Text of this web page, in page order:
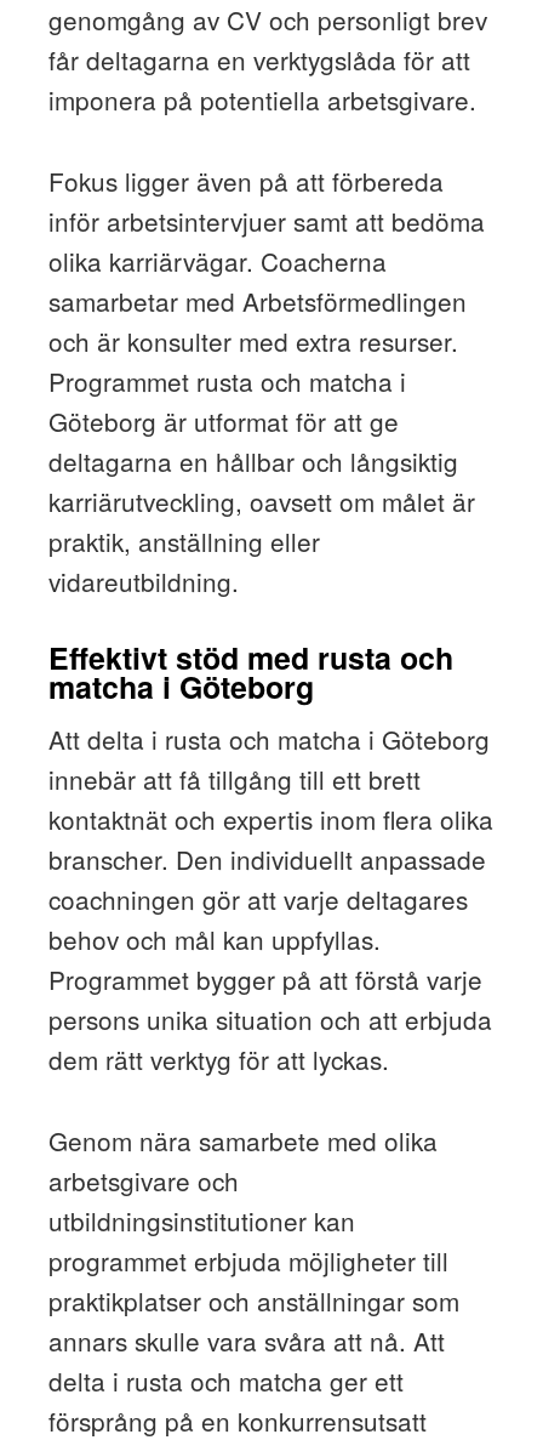
genomgång av CV och personligt brev
får deltagarna en verktygslåda för att
imponera på potentiella arbetsgivare.
Fokus ligger även på att förbereda
inför arbetsintervjuer samt att bedöma
olika karriärvägar. Coacherna
samarbetar med Arbetsförmedlingen
och är konsulter med extra resurser.
Programmet rusta och matcha i
Göteborg är utformat för att ge
deltagarna en hållbar och långsiktig
karriärutveckling, oavsett om målet är
praktik, anställning eller
vidareutbildning.
Effektivt stöd med rusta och
matcha i Göteborg
Att delta i rusta och matcha i Göteborg
innebär att få tillgång till ett brett
kontaktnät och expertis inom flera olika
branscher. Den individuellt anpassade
coachningen gör att varje deltagares
behov och mål kan uppfyllas.
Programmet bygger på att förstå varje
persons unika situation och att erbjuda
dem rätt verktyg för att lyckas.
Genom nära samarbete med olika
arbetsgivare och
utbildningsinstitutioner kan
programmet erbjuda möjligheter till
praktikplatser och anställningar som
annars skulle vara svåra att nå. Att
delta i rusta och matcha ger ett
försprång på en konkurrensutsatt